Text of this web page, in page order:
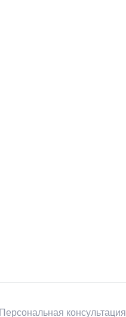
Персональная консультация